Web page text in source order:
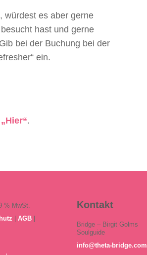
würdest es aber gerne
hast und gerne
bei der Buchung bei der
ein.
„Hier“.
% MwSt.
|AGB
Kontakt
Bridge – Birgit Golms
Soulguide
info@theta-bridge.com